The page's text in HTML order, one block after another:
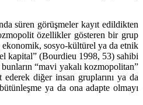
süren görüşmeler kayıt edildikten
özellikler gösteren bir grup
sosyo-kültürel ya da etnik
kapital” (Bourdieu 1998, 53) sahibi
“mavi yakalı kozmopolitan”
diğer insan gruplarını ya da
ya da ona adapte olmayı